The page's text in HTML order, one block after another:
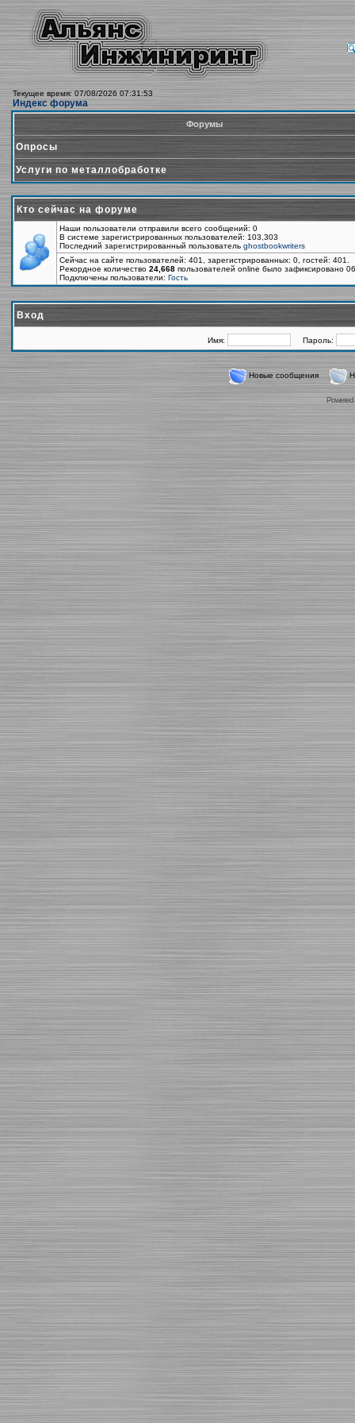
Текущее время: 07/08/2026 07:31:53
Индекс форума
Форумы
Опросы
Услуги по металлобработке
Кто сейчас на форуме
Наши пользователи отправили всего сообщений: 0
В системе зарегистрированных пользователей: 103,303
Последний зарегистрированный пользователь ghostbookwriters
Сейчас на сайте пользователей: 401, зарегистрированных: 0, гостей:
Рекордное количество 24,668 пользователей online было зафиксировано
Подключены пользователи: Гость
Вход
Имя: Пароль:
Новые сообщения